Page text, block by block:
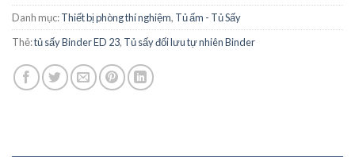
Danh mục:Thiết bị phòng thí nghiệm, Tủ ấm - Tủ Sấy
Thẻ:tủ sấy Binder ED 23, Tủ sấy đối lưu tự nhiên Binder